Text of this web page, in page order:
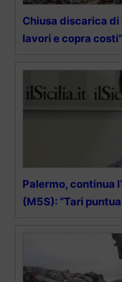
Chiusa discarica di
lavori e copra costi”
Palermo, continua
(M5S): “Tari